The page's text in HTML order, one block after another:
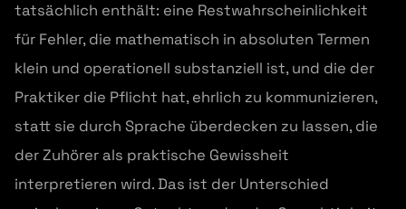
tatsächlich enthält: eine Restwahrscheinlichkeit
für Fehler, die mathematisch in absoluten Termen
klein und operationell substanziell ist, und die der
Praktiker die Pflicht hat, ehrlich zu kommunizieren,
statt sie durch Sprache überdecken zu lassen, die
der Zuhörer als praktische Gewissheit
interpretieren wird. Das ist der Unterschied